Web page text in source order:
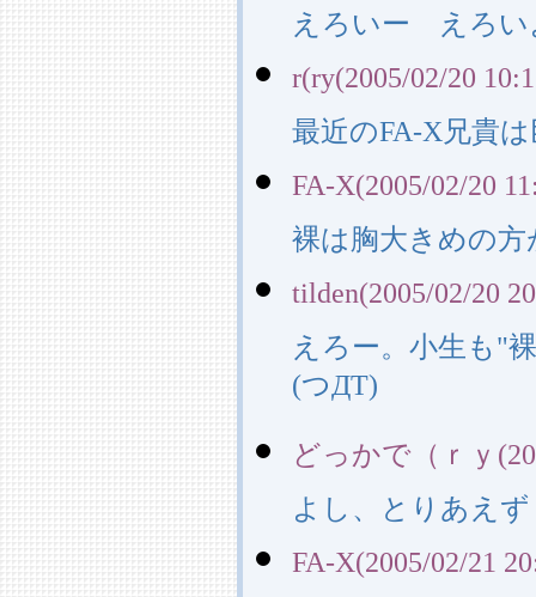
えろいー えろい
r(ry(2005/02/20
最近のFA-X兄貴
FA-X(2005/02/20
裸は胸大きめの
tilden(2005/02/20
えろー。小生も"
(つДT)
どっかで（ｒｙ
よし、とりあえ
FA-X(2005/02/21